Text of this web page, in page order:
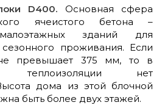
D400. Основная сфера
ячеистого бетона –
малоэтажных зданий для
проживания. Если
превышает 375 мм, то в
теплоизоляции нет
дома из этой блочной
быть более двух этажей.